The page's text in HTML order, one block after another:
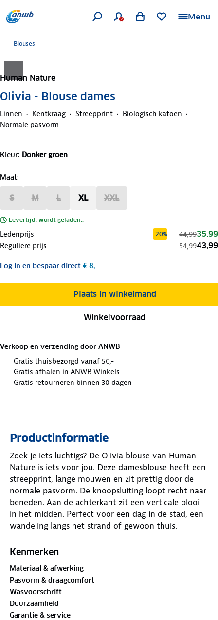
Menu
Blouses
Human Nature
Olivia - Blouse dames
Linnen Kentkraag Streepprint
Biologisch katoen
Normale pasvorm
Kleur: Donker groen
Maat:
S M L XL XXL
Levertijd: wordt geladen..
Ledenprijs -20% 44,9935,99
Reguliere prijs 54,9943,99
Log in en bespaar direct € 8,-
Plaats in winkelmand
Winkelvoorraad
Verkoop en verzending door ANWB
Gratis thuisbezorgd vanaf 50,-
Gratis afhalen in ANWB Winkels
Gratis retourneren binnen 30 dagen
Productinformatie
Zoek je iets luchtigs? De Olivia blouse van Human
Nature is iets voor jou. Deze damesblouse heeft een
streepprint, lange mouwen en zit prettig door de
normale pasvorm. De knoopsluiting loopt recht naar
beneden. Aan de achterkant zit een verticale plooi
in het midden. Perfect voor een dag in de stad, een
wandeling langs het strand of gewoon thuis.
Materiaal
Is je kleding aan vervanging toe? Lever het in bij
onze winkels. Wij geven er een nieuwe bestemming
aan.
Kenmerken
Materiaal & afwerking
Pasvorm & draagcomfort
Wasvoorschrift
Duurzaamheid
Garantie & service